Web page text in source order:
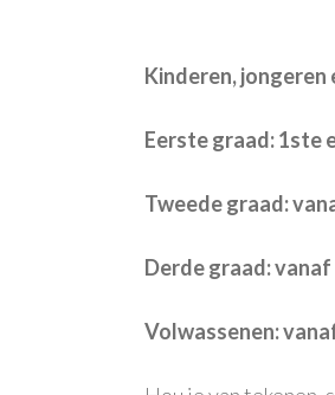
Kinderen, jongeren
Eerste graad: 1ste
Tweede graad:
Derde graad:
Volwassenen: